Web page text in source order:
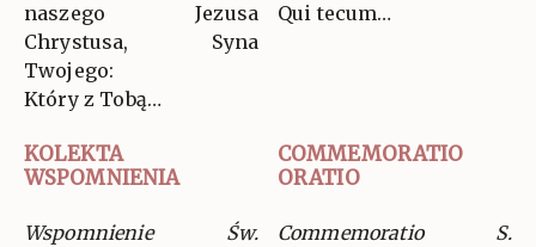
naszego Jezusa
Chrystusa, Syna
Twojego:
Który z Tobą…
Qui tecum…
KOLEKTA
WSPOMNIENIA
COMMEMORATIO
ORATIO
Wspomnienie Św.
Commemoratio S.